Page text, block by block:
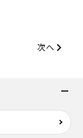
次へ